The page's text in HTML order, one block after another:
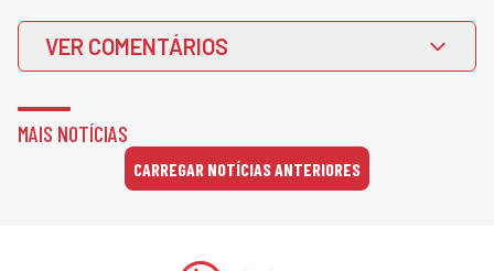
VER COMENTÁRIOS
MAIS NOTÍCIAS
CARREGAR NOTÍCIAS ANTERIORES